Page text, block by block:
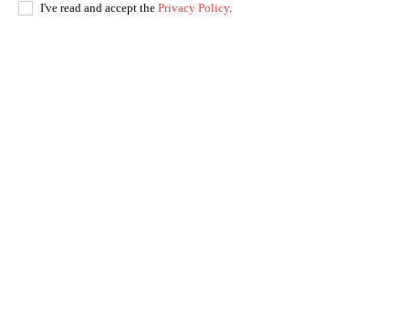
I've read and accept the Privacy Policy.